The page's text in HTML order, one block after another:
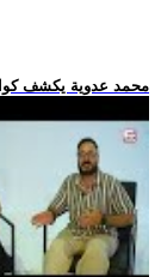
.. محمد عدوية يكشف